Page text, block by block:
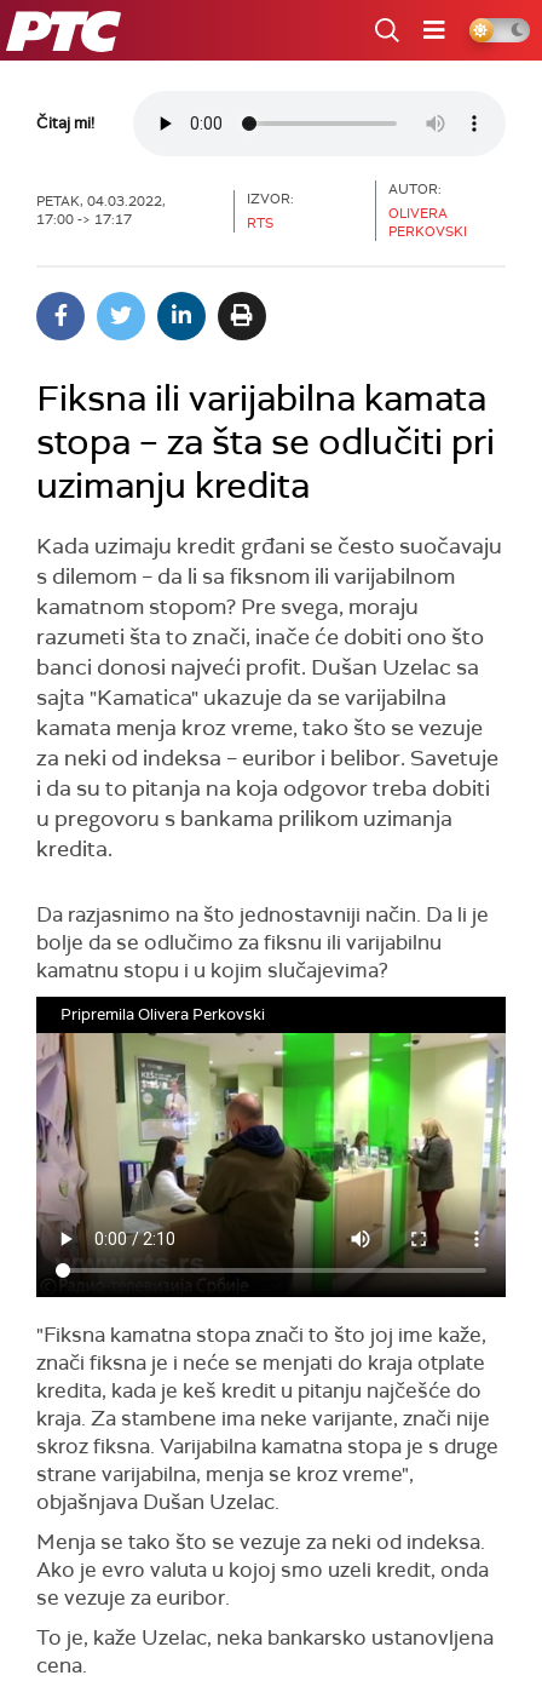
RTS
Čitaj mi!
PETAK, 04.03.2022,
17:00 -> 17:17
IZVOR:
RTS
AUTOR:
OLIVERA
PERKOVSKI
Fiksna ili varijabilna kamata
stopa – za šta se odlučiti pri
uzimanju kredita
Kada uzimaju kredit grđani se često suočavaju
s dilemom – da li sa fiksnom ili varijabilnom
kamatnom stopom? Pre svega, moraju
razumeti šta to znači, inače će dobiti ono što
banci donosi najveći profit. Dušan Uzelac sa
sajta "Kamatica" ukazuje da se varijabilna
kamata menja kroz vreme, tako što se vezuje
za neki od indeksa – euribor i belibor. Savetuje
i da su to pitanja na koja odgovor treba dobiti
u pregovoru s bankama prilikom uzimanja
kredita.
Da razjasnimo na što jednostavniji način. Da li je
bolje da se odlučimo za fiksnu ili varijabilnu
kamatnu stopu i u kojim slučajevima?
Pripremila Olivera Perkovski
"Fiksna kamatna stopa znači to što joj ime kaže,
znači fiksna je i neće se menjati do kraja otplate
kredita, kada je keš kredit u pitanju najčešće do
kraja. Za stambene ima neke varijante, znači nije
skroz fiksna. Varijabilna kamatna stopa je s druge
strane varijabilna, menja se kroz vreme",
objašnjava Dušan Uzelac.
Menja se tako što se vezuje za neki od indeksa.
Ako je evro valuta u kojoj smo uzeli kredit, onda
se vezuje za euribor.
To je, kaže Uzelac, neka bankarsko ustanovljena
cena.